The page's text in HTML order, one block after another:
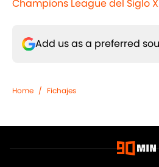
Champions League del Siglo
Add us as a preferred
Home / Fichajes